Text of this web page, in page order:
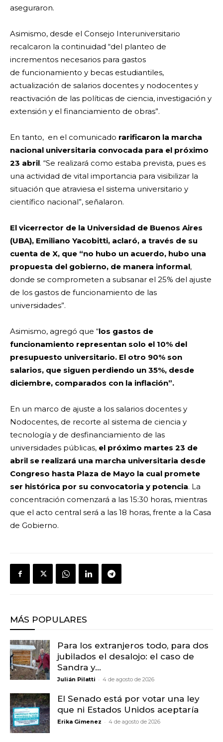
aseguraron.
Asimismo, desde el Consejo Interuniversitario
recalcaron la continuidad “del planteo de
incrementos necesarios para gastos
de funcionamiento y becas estudiantiles,
actualización de salarios docentes y nodocentes y
reactivación de las políticas de ciencia, investigación y
extensión y el financiamiento de obras”.
En tanto, en el comunicado rarificaron la marcha
nacional universitaria convocada para el próximo
23 abril. “Se realizará como estaba prevista, pues es
una actividad de vital importancia para visibilizar la
situación que atraviesa el sistema universitario y
científico nacional”, señalaron.
El vicerrector de la Universidad de Buenos Aires
(UBA), Emiliano Yacobitti, aclaró, a través de su
cuenta de X, que “no hubo un acuerdo, hubo una
propuesta del gobierno, de manera informal,
donde se comprometen a subsanar el 25% del ajuste
de los gastos de funcionamiento de las
universidades”.
Asimismo, agregó que “los gastos de
funcionamiento representan solo el 10% del
presupuesto universitario. El otro 90% son
salarios, que siguen perdiendo un 35%, desde
diciembre, comparados con la inflación”.
En un marco de ajuste a los salarios docentes y
Nodocentes, de recorte al sistema de ciencia y
tecnología y de desfinanciamiento de las
universidades públicas, el próximo martes 23 de
abril se realizará una marcha universitaria desde
Congreso hasta Plaza de Mayo la cual promete
ser histórica por su convocatoria y potencia. La
concentración comenzará a las 15:30 horas, mientras
que el acto central será a las 18 horas, frente a la Casa
de Gobierno.
MÁS POPULARES
Para los extranjeros todo, para dos
jubilados el desalojo: el caso de
Sandra y...
Julián Pilatti - 4 de agosto de 2026
El Senado está por votar una ley
que ni Estados Unidos aceptaría
Erika Gimenez - 4 de agosto de 2026